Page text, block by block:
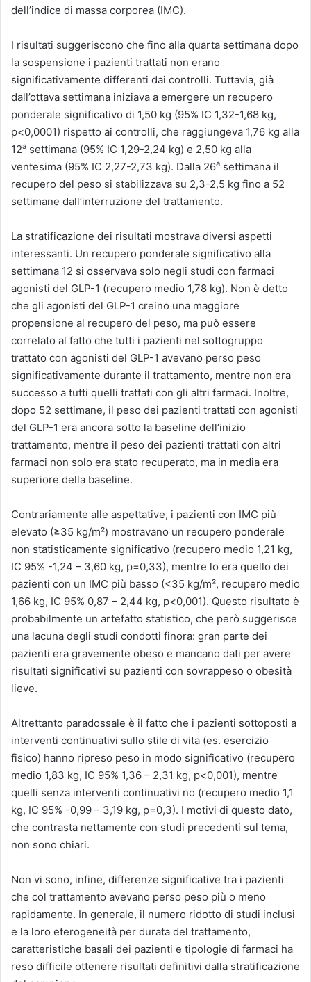
dell’indice di massa corporea (IMC).
I risultati suggeriscono che fino alla quarta settimana dopo
la sospensione i pazienti trattati non erano
significativamente differenti dai controlli. Tuttavia, già
dall’ottava settimana iniziava a emergere un recupero
ponderale significativo di 1,50 kg (95% IC 1,32-1,68 kg,
p<0,0001) rispetto ai controlli, che raggiungeva 1,76 kg alla
12a settimana (95% IC 1,29-2,24 kg) e 2,50 kg alla
ventesima (95% IC 2,27-2,73 kg). Dalla 26a settimana il
recupero del peso si stabilizzava su 2,3-2,5 kg fino a 52
settimane dall’interruzione del trattamento.
La stratificazione dei risultati mostrava diversi aspetti
interessanti. Un recupero ponderale significativo alla
settimana 12 si osservava solo negli studi con farmaci
agonisti del GLP-1 (recupero medio 1,78 kg). Non è detto
che gli agonisti del GLP-1 creino una maggiore
propensione al recupero del peso, ma può essere
correlato al fatto che tutti i pazienti nel sottogruppo
trattato con agonisti del GLP-1 avevano perso peso
significativamente durante il trattamento, mentre non era
successo a tutti quelli trattati con gli altri farmaci. Inoltre,
dopo 52 settimane, il peso dei pazienti trattati con agonisti
del GLP-1 era ancora sotto la baseline dell’inizio
trattamento, mentre il peso dei pazienti trattati con altri
farmaci non solo era stato recuperato, ma in media era
superiore della baseline.
Contrariamente alle aspettative, i pazienti con IMC più
elevato (≥35 kg/m²) mostravano un recupero ponderale
non statisticamente significativo (recupero medio 1,21 kg,
IC 95% -1,24 – 3,60 kg, p=0,33), mentre lo era quello dei
pazienti con un IMC più basso (<35 kg/m², recupero medio
1,66 kg, IC 95% 0,87 – 2,44 kg, p<0,001). Questo risultato è
probabilmente un artefatto statistico, che però suggerisce
una lacuna degli studi condotti finora: gran parte dei
pazienti era gravemente obeso e mancano dati per avere
risultati significativi su pazienti con sovrappeso o obesità
lieve.
Altrettanto paradossale è il fatto che i pazienti sottoposti a
interventi continuativi sullo stile di vita (es. esercizio
fisico) hanno ripreso peso in modo significativo (recupero
medio 1,83 kg, IC 95% 1,36 – 2,31 kg, p<0,001), mentre
quelli senza interventi continuativi no (recupero medio 1,1
kg, IC 95% -0,99 – 3,19 kg, p=0,3). I motivi di questo dato,
che contrasta nettamente con studi precedenti sul tema,
non sono chiari.
Non vi sono, infine, differenze significative tra i pazienti
che col trattamento avevano perso peso più o meno
rapidamente. In generale, il numero ridotto di studi inclusi
e la loro eterogeneità per durata del trattamento,
caratteristiche basali dei pazienti e tipologie di farmaci ha
reso difficile ottenere risultati definitivi dalla stratificazione